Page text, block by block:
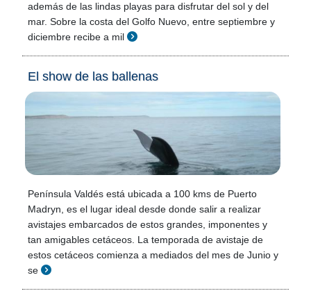
además de las lindas playas para disfrutar del sol y del
mar. Sobre la costa del Golfo Nuevo, entre septiembre y
diciembre recibe a mil
El show de las ballenas
Península Valdés está ubicada a 100 kms de Puerto
Madryn, es el lugar ideal desde donde salir a realizar
avistajes embarcados de estos grandes, imponentes y
tan amigables cetáceos. La temporada de avistaje de
estos cetáceos comienza a mediados del mes de Junio y
se